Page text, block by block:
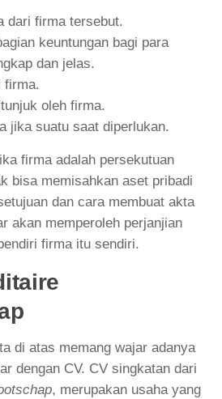
dari firma tersebut.
keuntungan bagi para
dan jelas.
firma.
oleh firma.
jika suatu saat diperlukan.
firma adalah persekutuan
bisa memisahkan aset pribadi
dan cara membuat akta
akan memperoleh perjanjian
firma itu sendiri.
di atas memang wajar adanya
dengan CV. CV singkatan dari
, merupakan usaha yang